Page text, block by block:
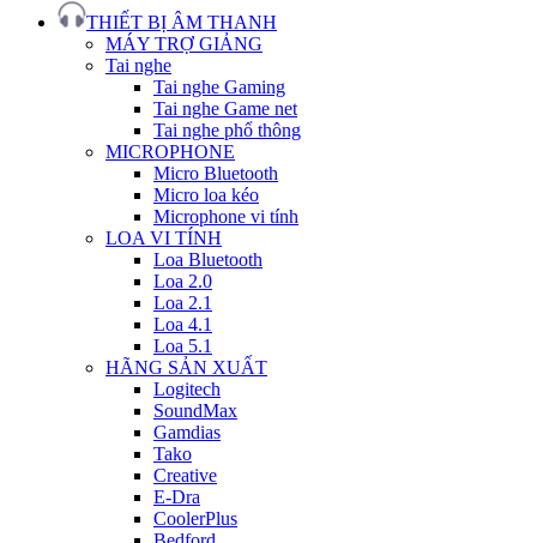
THIẾT BỊ ÂM THANH
MÁY TRỢ GIẢNG
Tai nghe
Tai nghe Gaming
Tai nghe Game net
Tai nghe phổ thông
MICROPHONE
Micro Bluetooth
Micro loa kéo
Microphone vi tính
LOA VI TÍNH
Loa Bluetooth
Loa 2.0
Loa 2.1
Loa 4.1
Loa 5.1
HÃNG SẢN XUẤT
Logitech
SoundMax
Gamdias
Tako
Creative
E-Dra
CoolerPlus